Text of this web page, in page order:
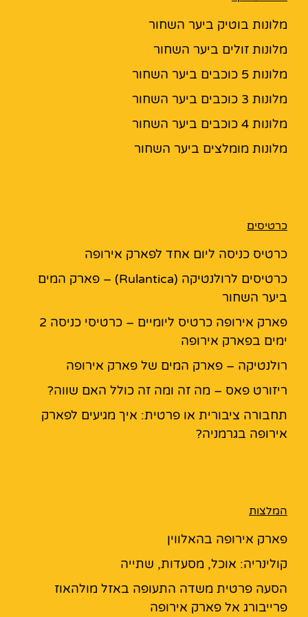
מלונות בוטיק ביער השחור
מלונות זולים ביער השחור
מלונות 5 כוכבים ביער השחור
מלונות 3 כוכבים ביער השחור
מלונות 4 כוכבים ביער השחור
מלונות מומלצים ביער השחור
כרטיסים
כרטיס כניסה ליום אחד לפארק אירופה
כרטיסים לרולנטיקה (Rulantica) – פארק המים
ביער השחור
פארק אירופה כרטיס ליומיים – כרטיסי כניסה 2
ימים בפארק אירופה
רולנטיקה – פארק המים של פארק אירופה
ריזורט פאס – מה זה ומה זה כולל האם שווה?
תחבורה ציבורית או פרטית: איך מגיעים לפארק
אירופה בגרמניה?
המלצות
פארק אירופה בהאלווין
קולינריה: אוכל, מסעדות, שתייה
הסעה פרטית משדה התעופה באזל מולהאוז
פרייבורג אל פארק אירופה